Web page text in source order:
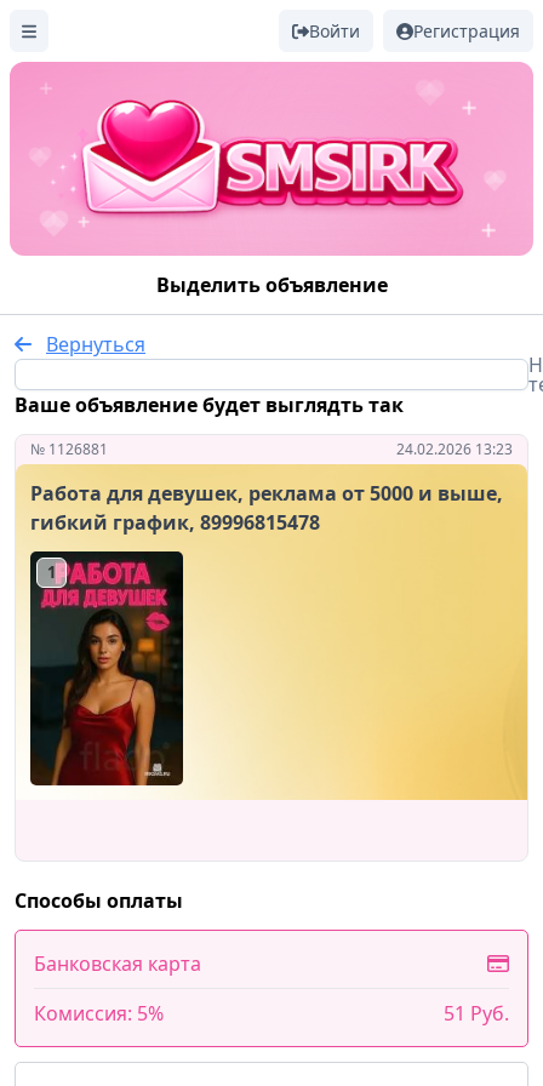
Войти Регистрация
Выделить объявление
Вернуться
Ваше объявление будет выглядть так
№ 1126881 24.02.2026 13:23
Работа для девушек, реклама от 5000 и выше,
гибкий график, 89996815478
1
Способы оплаты
Банковская карта
Комиссия: 5%
51 Руб.